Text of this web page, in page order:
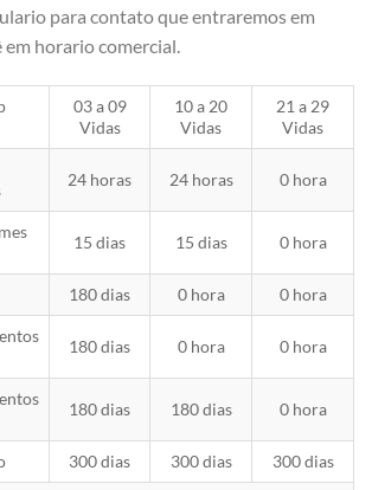
para contato que entraremos em
horario comercial.
03 a 09
Vidas
10 a 20
Vidas
21 a 29
Vidas
24 horas 24 horas 0 hora
15 dias 15 dias 0 hora
180 dias 0 hora 0 hora
180 dias 0 hora 0 hora
180 dias 180 dias 0 hora
300 dias 300 dias 300 dias